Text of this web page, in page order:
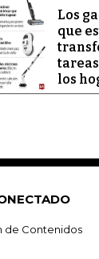
Los
que
los
de Contenidos